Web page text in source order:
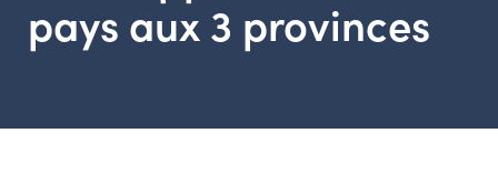
OUTILS EN LIGNE
pays aux 3 provinces